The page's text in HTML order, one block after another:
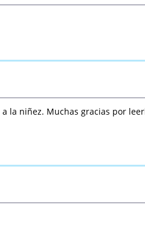
la niñez. Muchas gracias por